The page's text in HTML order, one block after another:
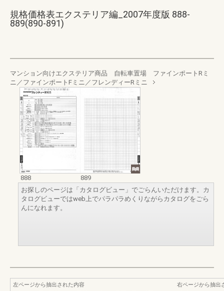
規格価格表エクステリア編_2007年度版 888-
889(890-891)
マンション向けエクステリア商品 自転車置場 ファインポートRミ
ニ／ファインポートFミニ／フレンディーRミニ
888
889
お探しのページは「カタログビュー」でごらんいただけます。カ
タログビューではweb上でパラパラめくりながらカタログをごら
んになれます。
左ページから抽出された内容
右ページから抽出